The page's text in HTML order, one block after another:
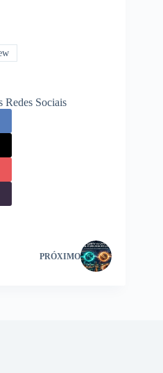
Redes Sociais
PRÓXIMO